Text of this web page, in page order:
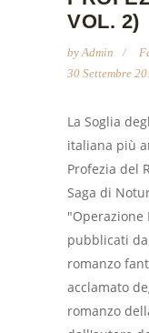
VOL. 2)
byAdmin
30 Settembre
La Soglia
italiana più
Profezia del
Saga di
"Operazione
pubblicati
romanzo
acclamato
romanzo